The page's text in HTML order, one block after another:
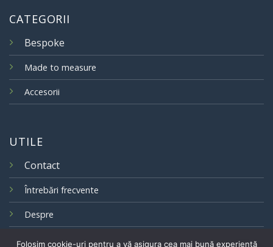
CATEGORII
Bespoke
Made to measure
Accesorii
UTILE
Contact
Întrebări frecvente
Despre
Folosim cookie-uri pentru a vă asigura cea mai bună experiență